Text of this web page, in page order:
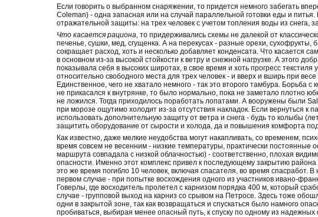
Если говорить о выбранном снаряжении, то придется немного забегать
Coleman) - одна запасная или на случай параллельной готовки еды и
отражательной защиты: на трех человек с учетом топления воды из снега,
Что касается рациона, то придерживались схемы не далекой от
печенье, сушки, мед, сгущенка. А на перекусах - разные орехи, сухофрукты,
сокращает расход, хоть и несколько добавляет конденсата. Что касается
в основном из-за высокой стойкости к ветру и снежной нагрузке. А этого
показывала себя в высоких широтах, в свое время и хоть прогресс
относительно свободного места для трех человек - и вверх и вширь при
Единственное, чего не хватало немного - так это второго тамбура. Борьба
не прикасался к внутрянке, то было нормально, пока не заметало плотно
не ложился. Тогда приходилось поработать лопатами. А вооружены были
при морозе ощутимо холодит из-за отсутствия накладок. Если вернуться к
использовать дополнительную защиту от ветра и снега - будь то колыбы
защитить оборудование от сырости и холода, да и повышения комфорта
Как известно, даже мелкие неудобства могут накапливать, со временем,
время совсем не весенним - низкие температуры, практически постоянные
маршрута совпадала с низкой облачностью) - соответственно, плохая
опасности. Именно этот комплекс привел к последующему закрытию
это же время погибло 10 человек, включая спасателя, во время
первом случае - при попытке восхождения одного из участников ивано-
Говерлы, где восходитель пролетел с карнизом порядка 400 м, который
случае - групповой выход на карниз со срывом на Петросе. Здесь тоже
одни в закрытой зоне, так как возвращаться и спускаться было намного
пробиваться, выбирая менее опасный путь, к спуску по одному из надежных